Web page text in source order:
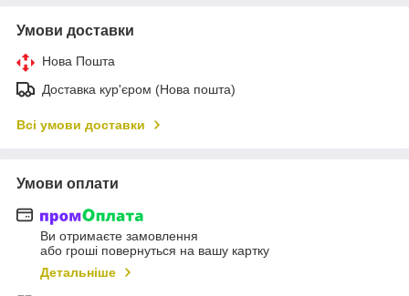
Умови доставки
Нова Пошта
Доставка кур'єром (Нова пошта)
Всі умови доставки
Умови оплати
Ви отримаєте замовлення
або гроші повернуться на вашу картку
Детальніше